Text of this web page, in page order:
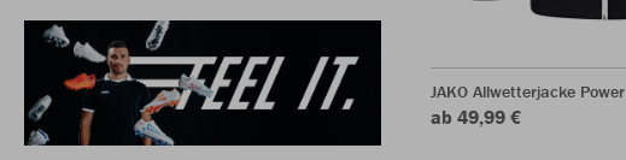
JAKO Allwetterjacke Power
ab 49,99 €